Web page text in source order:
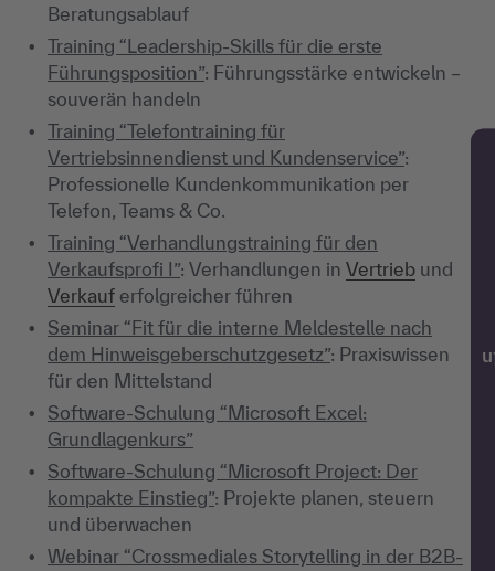
Beratungsablauf
Training “Leadership-Skills für die erste
Führungsposition”: Führungsstärke entwickeln –
souverän handeln
Training “Telefontraining für
Vertriebsinnendienst und Kundenservice”:
Professionelle Kundenkommunikation per
Telefon, Teams & Co.
Training “Verhandlungstraining für den
Verkaufsprofi I”: Verhandlungen in Vertrieb und
Verkauf erfolgreicher führen
Seminar “Fit für die interne Meldestelle nach
dem Hinweisgeberschutzgesetz”: Praxiswissen
für den Mittelstand
Software-Schulung “Microsoft Excel:
Grundlagenkurs”
Software-Schulung “Microsoft Project: Der
kompakte Einstieg”: Projekte planen, steuern
und überwachen
Webinar “Crossmediales Storytelling in der B2B-